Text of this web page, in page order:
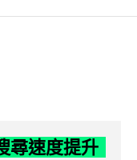
尋速度提升